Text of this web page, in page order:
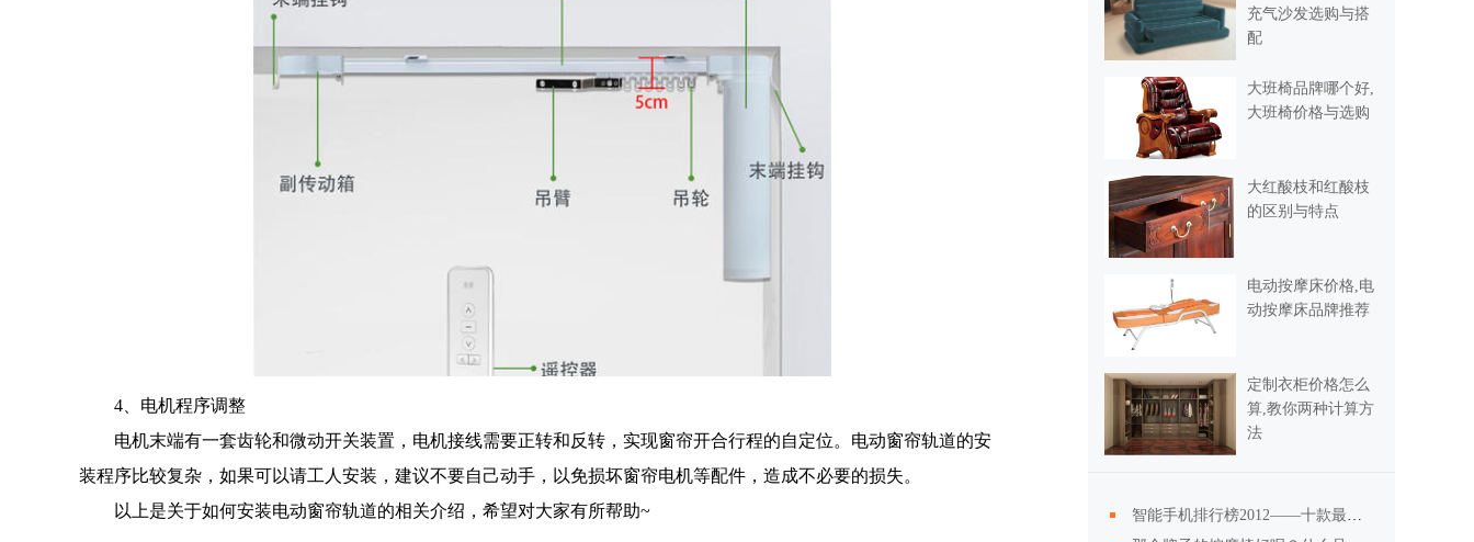
4、电机程序调整
电机末端有一套齿轮和微动开关装置，电机接线需要正转和反转，实现窗帘开合行程的自定位。电动窗帘轨道的安
装程序比较复杂，如果可以请工人安装，建议不要自己动手，以免损坏窗帘电机等配件，造成不必要的损失。
以上是关于如何安装电动窗帘轨道的相关介绍，希望对大家有所帮助~
充气沙发选购与搭
配
大班椅品牌哪个好,
大班椅价格与选购
大红酸枝和红酸枝
的区别与特点
电动按摩床价格,电
动按摩床品牌推荐
定制衣柜价格怎么
算,教你两种计算方
法